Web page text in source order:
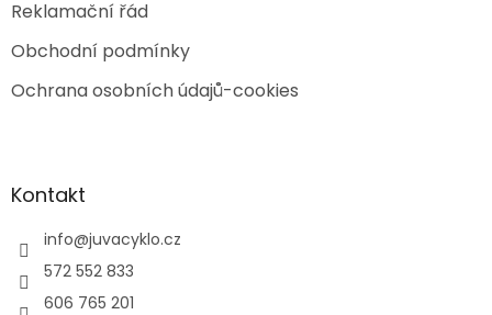
Reklamační řád
Obchodní podmínky
Ochrana osobních údajů-cookies
Kontakt
info@juvacyklo.cz
572 552 833
606 765 201